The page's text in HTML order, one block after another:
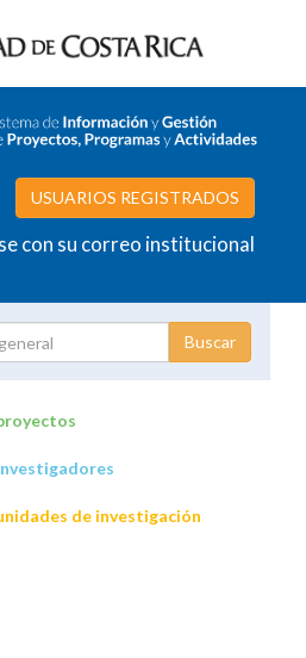
USUARIOS REGISTRADOS
con su correo institucional
de investigación